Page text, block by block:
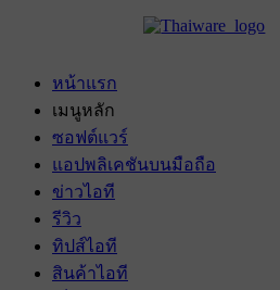
หน้าแรก
เมนูหลัก
ซอฟต์แวร์
แอปพลิเคชันบนมือถือ
ข่าวไอที
รีวิว
ทิปส์ไอที
สินค้าไอที